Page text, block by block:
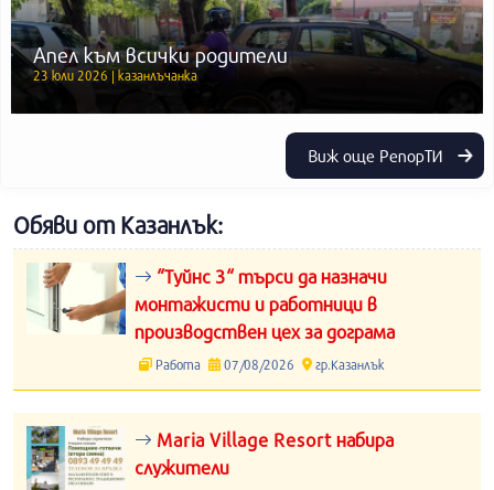
Апел към всички родители
23 юли 2026 | казанлъчанка
Виж още РепорТИ
Обяви от Казанлък:
“Туйнс 3“ търси да назначи
монтажисти и работници в
производствен цех за дограма
Работа 07/08/2026 гр.Казанлък
Maria Village Resort набира
служители